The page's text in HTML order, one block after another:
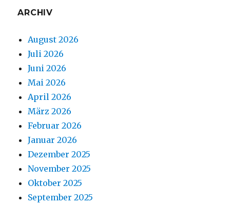
ARCHIV
August 2026
Juli 2026
Juni 2026
Mai 2026
April 2026
März 2026
Februar 2026
Januar 2026
Dezember 2025
November 2025
Oktober 2025
September 2025